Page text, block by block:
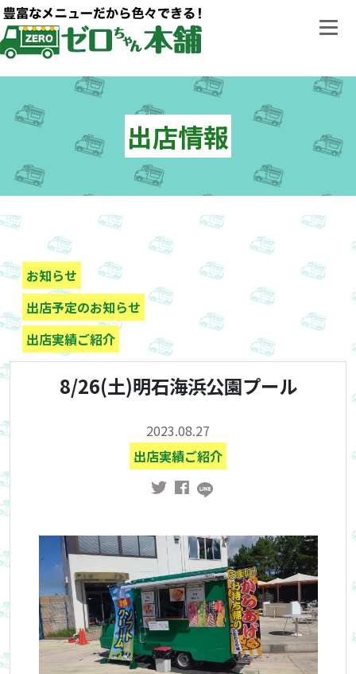
content
出店情報
お知らせ
出店予定のお知らせ
出店実績ご紹介
8/26(土)明石海浜公園プール
2023.08.27
出店実績ご紹介